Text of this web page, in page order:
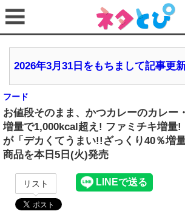
2026年3月31日をもちまして記事更
フード
お値段そのまま、かつカレーのカレー
増量で1,000kcal超え! ファミチキ増量!
が「デカくてうまい!!ざっくり40％増
商品を本日5日(火)発売
リスト